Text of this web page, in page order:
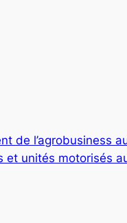
de l’agrobusiness
unités motorisés